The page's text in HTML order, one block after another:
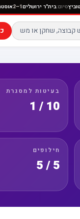
ג.ק.ס קטוביץסיום:בית"ר
בעיטות למסגרת
10 / 1
חילופים
5 / 5